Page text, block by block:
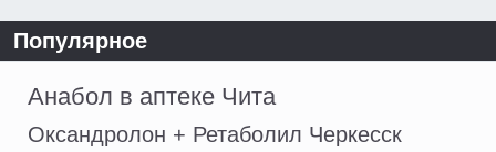
Популярное
Анабол в аптеке Чита
Оксандролон + Ретаболил Черкесск